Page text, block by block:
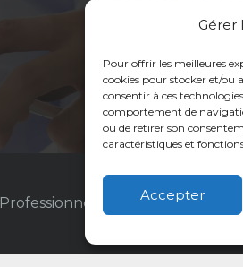
Gérer
Pour offrir les meilleures
cookies pour stocker et/ou
consentir à ces
comportement de
ou de retirer son
caractéristiques et
Accepter
Professionnels de santé Usagers